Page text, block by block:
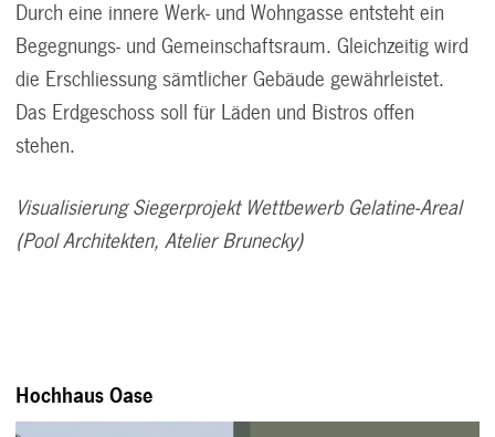
Durch eine innere Werk- und Wohngasse entsteht ein
Begegnungs- und Gemeinschaftsraum. Gleichzeitig wird
die Erschliessung sämtlicher Gebäude gewährleistet.
Das Erdgeschoss soll für Läden und Bistros offen
stehen.
Visualisierung Siegerprojekt Wettbewerb Gelatine-Areal
(Pool Architekten, Atelier Brunecky)
Hochhaus Oase